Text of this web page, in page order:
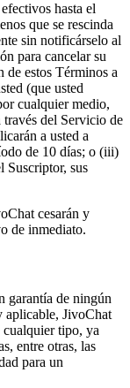
hasta el
que se rescinda
sin notificárselo al
para cancelar su
estos Términos a
(que usted
cualquier medio,
del Servicio de
a usted a
de 10 días; o (iii)
Suscriptor, sus
cesarán y
de inmediato.
garantía de ningún
aplicable, JivoChat
cualquier tipo, ya
entre otras, las
para un